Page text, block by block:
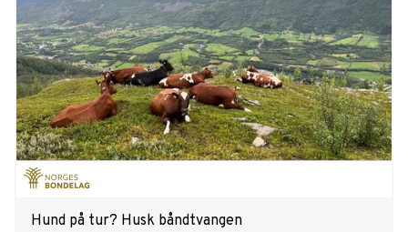
Hund på tur? Husk båndtvangen